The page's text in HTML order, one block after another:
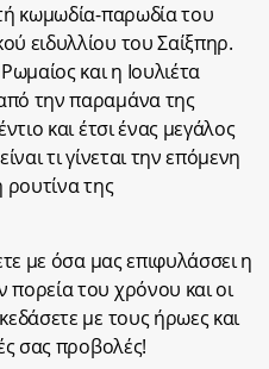
κωμωδία-παρωδία του
ειδυλλίου του Σαίξπηρ.
και η Ιουλιέτα
την παραμάνα της
και έτσι ένας μεγάλος
τι γίνεται την επόμενη
ρουτίνα της
με όσα μας επιφυλάσσει η
του χρόνου και οι
με τους ήρωες και
σας προβολές!